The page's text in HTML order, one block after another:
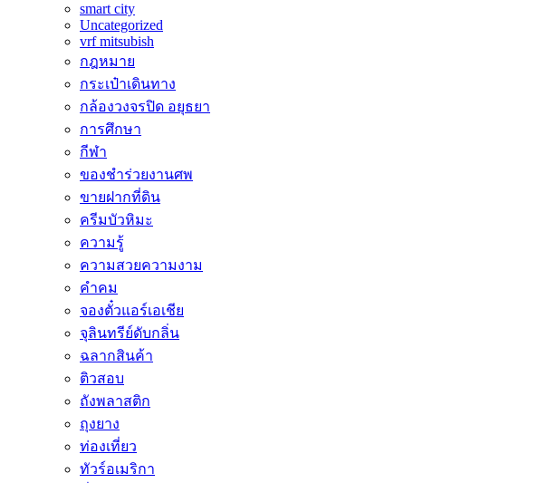
smart city
Uncategorized
vrf mitsubish
กฎหมาย
กระเป๋าเดินทาง
กล้องวงจรปิด อยุธยา
การศึกษา
กีฬา
ของชำร่วยงานศพ
ขายฝากที่ดิน
ครีมบัวหิมะ
ความรู้
ความสวยความงาม
คำคม
จองตั๋วแอร์เอเชีย
จุลินทรีย์ดับกลิ่น
ฉลากสินค้า
ติวสอบ
ถังพลาสติก
ถุงยาง
ท่องเที่ยว
ทัวร์อเมริกา